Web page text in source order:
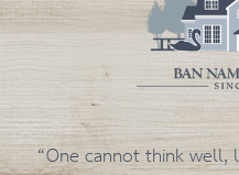
“One cannot think